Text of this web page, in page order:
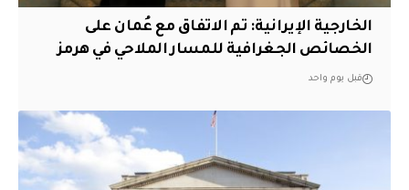
‏الخارجية الإيرانية: تم الاتفاق مع عُمان على
الخصائص الجغرافية للمسار الملاحي في هرمز
قبل يوم واحد